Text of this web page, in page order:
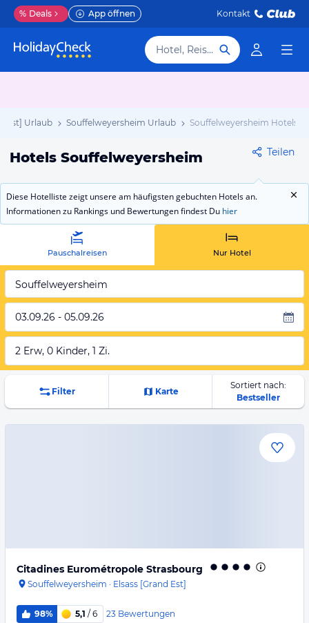
% Deals App öffnen Kontakt
Hotel, Reiseziel
Est] Urlaub Souffelweyersheim Urlaub Souffelweyersheim Hotels
Hotels Souffelweyersheim Teilen
Diese Hotelliste zeigt unsere am häufigsten gebuchten Hotels an.
Informationen zu Rankings und Bewertungen findest Du hier
Pauschalreisen Nur Hotel
Souffelweyersheim
03.09.26 - 05.09.26
2 Erw, 0 Kinder, 1 Zi.
Filter Karte
Sortiert nach:
Bestseller
Citadines Eurométropole Strasbourg
Souffelweyersheim · Elsass [Grand Est]
98% 5,1 / 6 23 Bewertungen